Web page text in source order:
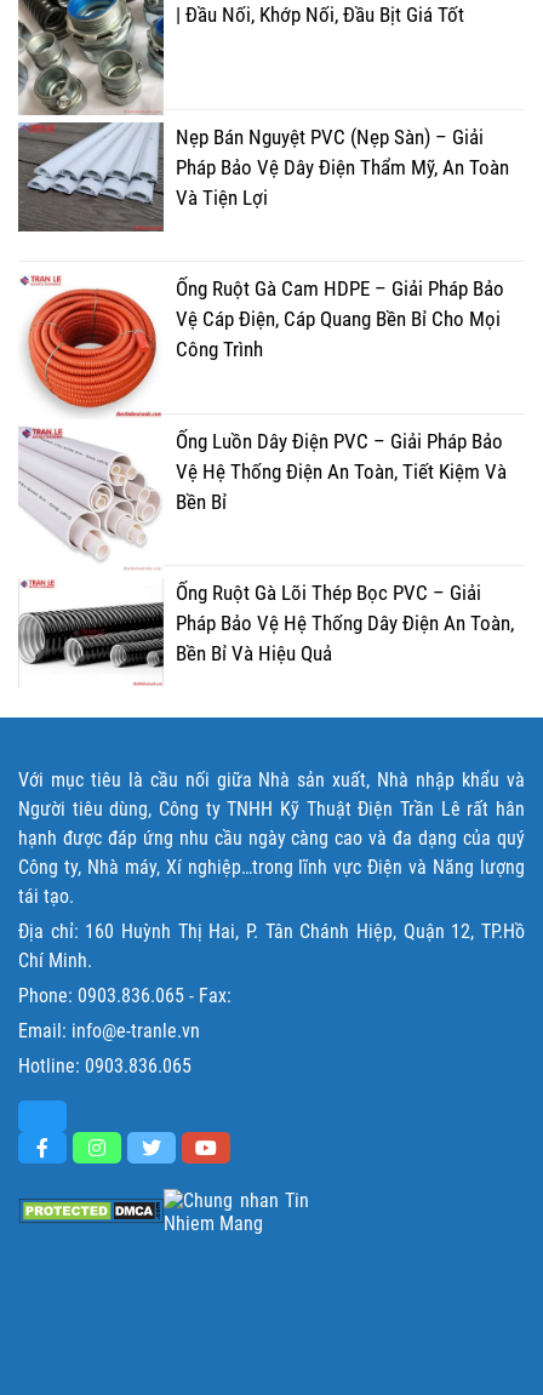
| Đầu Nối, Khớp Nối, Đầu Bịt Giá Tốt
Nẹp Bán Nguyệt PVC (Nẹp Sàn) – Giải
Pháp Bảo Vệ Dây Điện Thẩm Mỹ, An Toàn
Và Tiện Lợi
Ống Ruột Gà Cam HDPE – Giải Pháp Bảo
Vệ Cáp Điện, Cáp Quang Bền Bỉ Cho Mọi
Công Trình
Ống Luồn Dây Điện PVC – Giải Pháp Bảo
Vệ Hệ Thống Điện An Toàn, Tiết Kiệm Và
Bền Bỉ
Ống Ruột Gà Lõi Thép Bọc PVC – Giải
Pháp Bảo Vệ Hệ Thống Dây Điện An Toàn,
Bền Bỉ Và Hiệu Quả
Với mục tiêu là cầu nối giữa Nhà sản xuất, Nhà nhập khẩu và
Người tiêu dùng, Công ty TNHH Kỹ Thuật Điện Trần Lê rất hân
hạnh được đáp ứng nhu cầu ngày càng cao và đa dạng của quý
Công ty, Nhà máy, Xí nghiệp…trong lĩnh vực Điện và Năng lượng
tái tạo.
Địa chỉ: 160 Huỳnh Thị Hai, P. Tân Chánh Hiệp, Quận 12, TP.Hồ
Chí Minh.
Phone: 0903.836.065 - Fax:
Email: info@e-tranle.vn
Hotline: 0903.836.065